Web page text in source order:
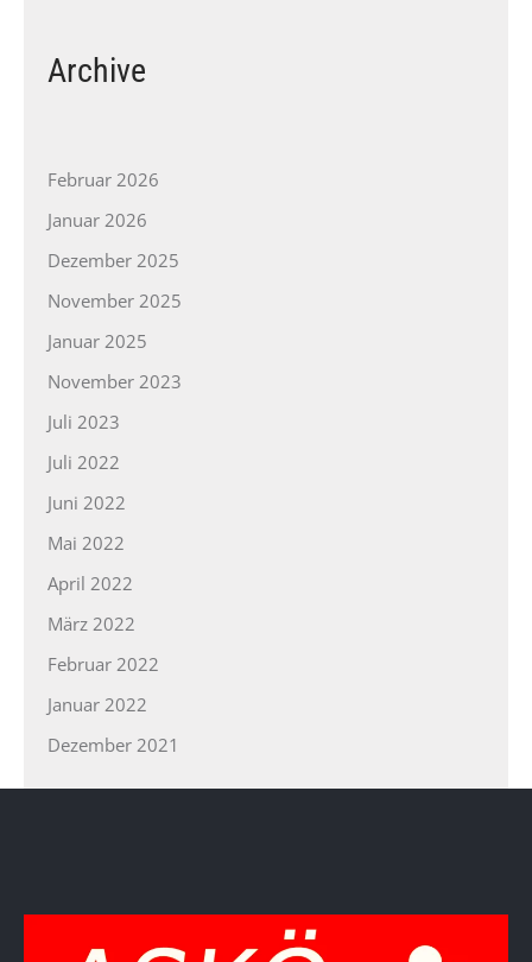
Archive
Februar 2026
Januar 2026
Dezember 2025
November 2025
Januar 2025
November 2023
Juli 2023
Juli 2022
Juni 2022
Mai 2022
April 2022
März 2022
Februar 2022
Januar 2022
Dezember 2021